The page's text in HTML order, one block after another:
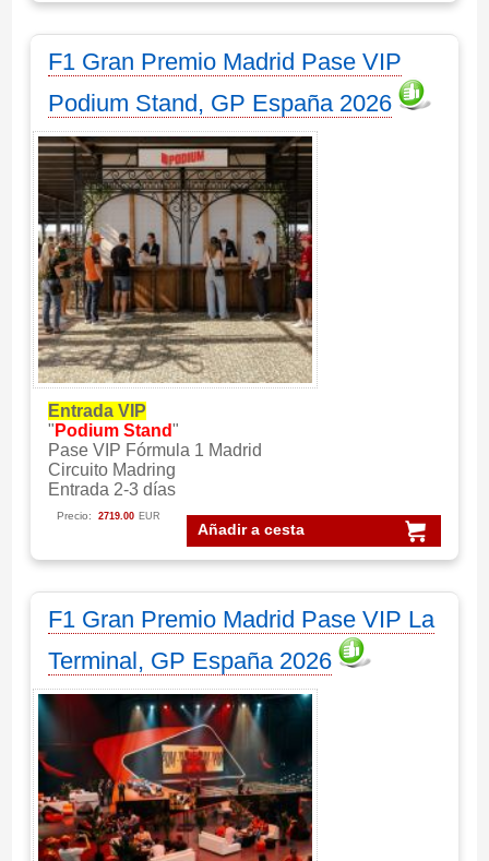
F1 Gran Premio Madrid Pase VIP
Podium Stand, GP España 2026
Entrada VIP
" Podium Stand"
Pase VIP Fórmula 1 Madrid
Circuito Madring
Entrada 2-3 días
Añadir a cesta
Precio: 2719.00 EUR
F1 Gran Premio Madrid Pase VIP La
Terminal, GP España 2026